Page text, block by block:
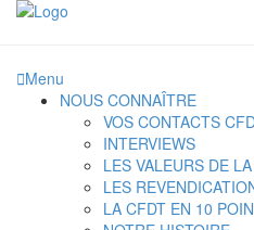
Menu
NOUS CONNAÎTRE
VOS CONTACTS
INTERVIEWS
LES VALEURS DE
LES
LA CFDT EN 10